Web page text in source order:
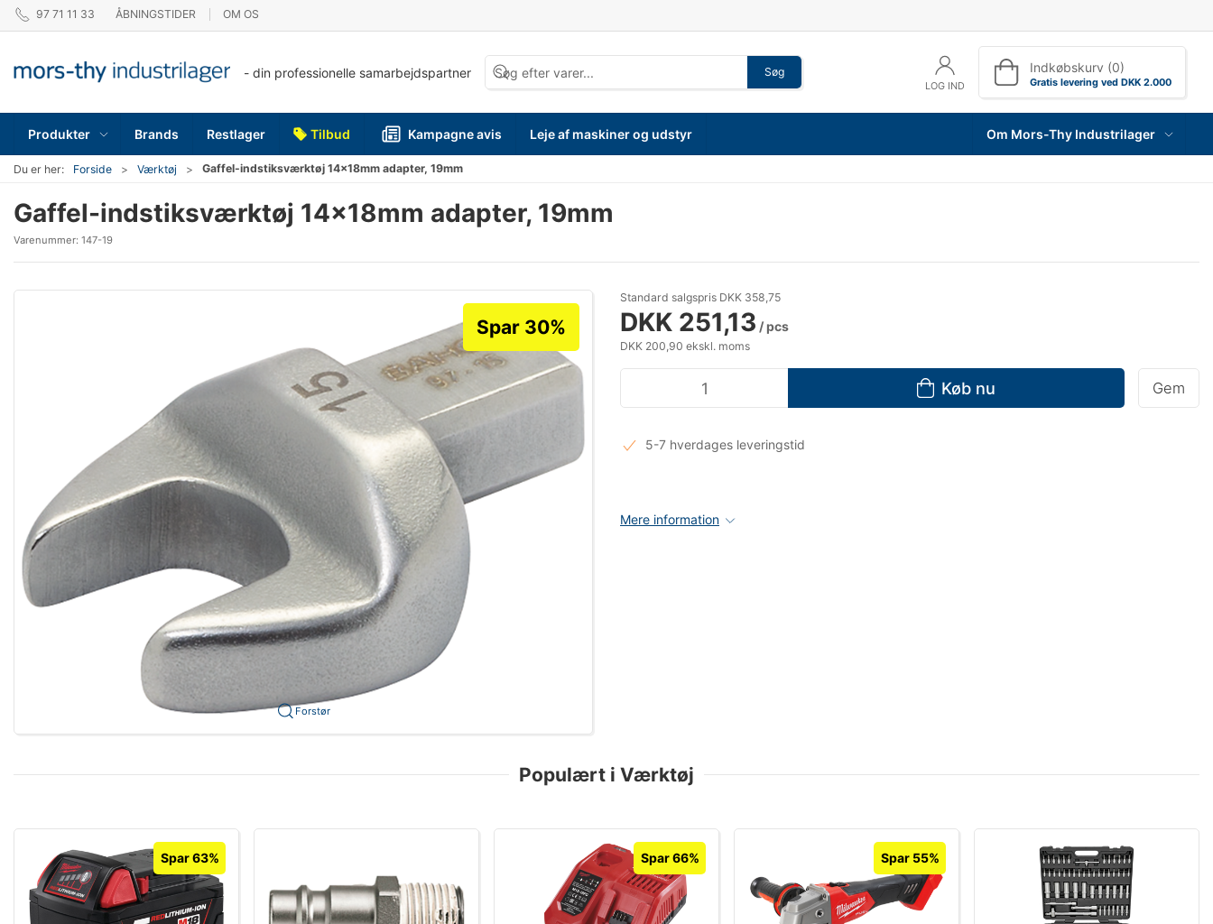
97 71 11 33 ÅBNINGSTIDER OM OS
- din professionelle samarbejdspartner Søg
LOG IND
Indkøbskurv (0)
Gratis levering ved DKK 2.000
Produkter Brands Restlager Tilbud Kampagne avis Leje af maskiner og udstyr Om Mors-Thy Industrilager
Du er her: Forside Værktøj Gaffel-indstiksværktøj 14×18mm adapter, 19mm
Gaffel-indstiksværktøj 14×18mm adapter, 19mm
Varenummer: 147-19
Forstør
Spar 30%
Standard salgspris DKK 358,75
DKK 251,13 / pcs
DKK 200,90 ekskl. moms
Køb nu Gem
5-7 hverdages leveringstid
Mere information
Populært i Værktøj
Spar 63% Spar 66% Spar 55%